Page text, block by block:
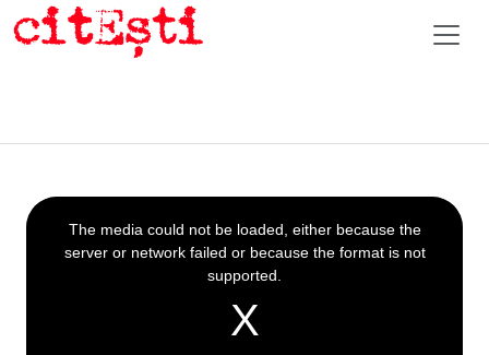
This
is
a
The media could not be loaded, either because the
server or network failed or because the format is not
supported.